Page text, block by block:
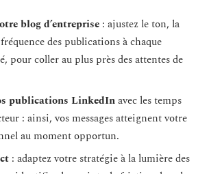
blog d’entreprise : ajustez le ton, la
des publications à chaque
pour coller au plus près des attentes de
publications LinkedInavec les temps
: ainsi, vos messages atteignent votre
au moment opportun.
: adaptez votre stratégie à la lumière des